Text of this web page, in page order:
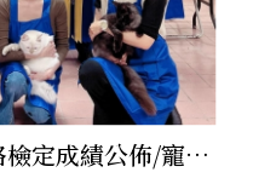
定成績公佈/寵物